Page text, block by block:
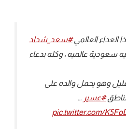
العداء العالمي#سعد_شداد
سعودية عالميه ، وكله بدعاء
وهو يحمل والده على
#عسير …
pic.twitter.com/